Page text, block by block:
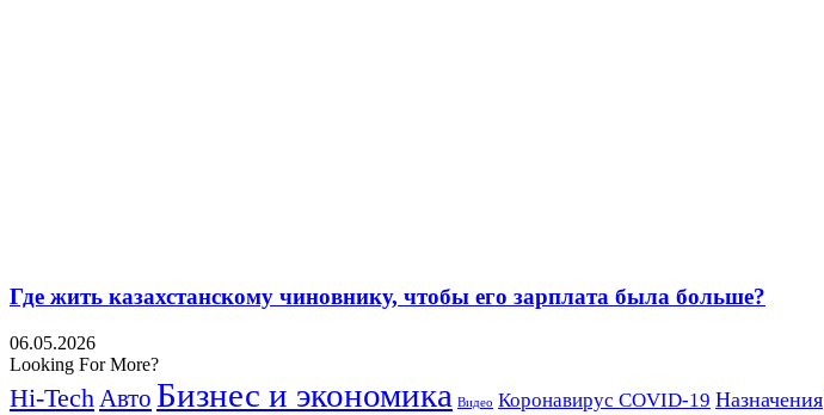
Где жить казахстанскому чиновнику, чтобы его зарплата была больше?
06.05.2026
Looking For More?
Hi-Tech Авто Бизнес и экономика Видео Коронавирус COVID-19 Назначения